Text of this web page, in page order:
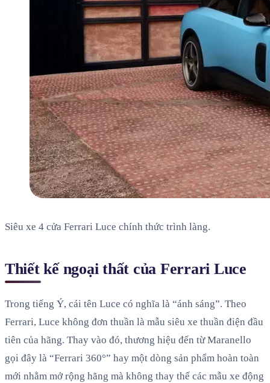
Siêu xe 4 cửa Ferrari Luce chính thức trình làng.
Thiết kế ngoại thất của Ferrari Luce
Trong tiếng Ý, cái tên Luce có nghĩa là “ánh sáng”. Theo
Ferrari, Luce không đơn thuần là mẫu siêu xe thuần điện đầu
tiên của hãng. Thay vào đó, thương hiệu đến từ Maranello
gọi đây là “Ferrari 360°” hay một dòng sản phẩm hoàn toàn
mới nhằm mở rộng hãng mà không thay thế các mẫu xe động